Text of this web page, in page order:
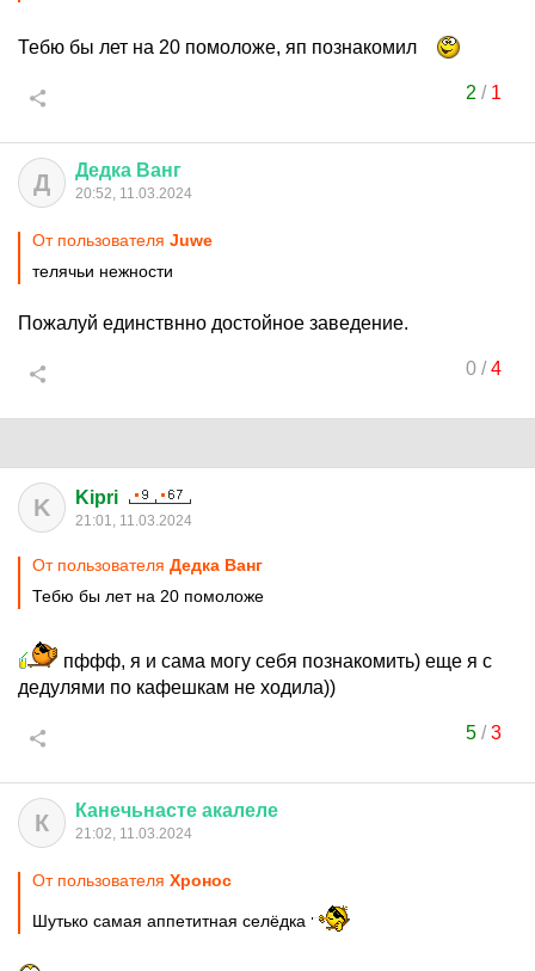
Тебю бы лет на 20 помоложе, яп познакомил
2 / 1
Д Дедка Ванг
20:52, 11.03.2024
От пользователя Juwe
телячьи нежности
Пожалуй единствнно достойное заведение.
0/4
K Kipri
21:01, 11.03.2024
От пользователя Дедка Ванг
Тебю бы лет на 20 помоложе
пффф, я и сама могу себя познакомить) еще я с
дедулями по кафешкам не ходила))
5/3
К Канечьнасте акалеле
21:02, 11.03.2024
От пользователя Хронос
Шутько самая аппетитная селёдка